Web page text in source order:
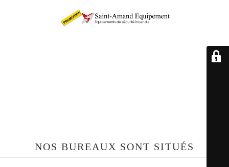
NOS BUREAUX SONT SITUÉS